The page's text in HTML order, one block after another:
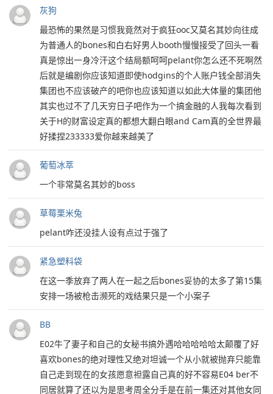
灰狗
最恐怖的果然是习惯我竟然对于疯狂ooc又莫名其妙向往成
为普通人的bones和白右好男人booth慢慢接受了回头一看
真是惊出一身冷汗这个结局额呵呵pelant你怎么还不死啊然
后就是编剧你应该知道即使hodgins的个人账户钱全部消失
集团也不应该破产的吧你也应该知道以如此大体量的集团他
其实也过不了几天穷日子吧作为一个搞金融的人我每次看到
关于H的财富设定真的都想大翻白眼and Cam真的全世界最
好揉捏233333爱你越来越美了
葡萄冰萃
一个非常莫名其妙的boss
草莓栗米兔
pelant咋还没挂人设有点过于强了
紧急塑料袋
在这一季放弃了两人在一起之后bones妥协的太多了第15集
安排一场被枪击濒死的戏结果只是一个小案子
BB
E02牛了妻子和自己的女秘书搞外遇哈哈哈哈哈太颠覆了好
喜欢bones的绝对理性又绝对坦诚一个从小就被抛弃只能靠
自己走到现在的女孩愿意袒露自己真的好不容易E04 ber不
同居就算了还以为是思考周全分手是在前一集还对其他女同